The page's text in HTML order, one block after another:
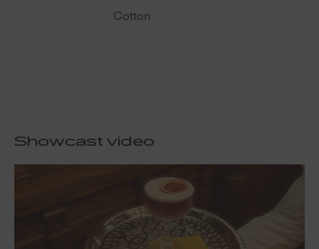
Cotton
Showcast video